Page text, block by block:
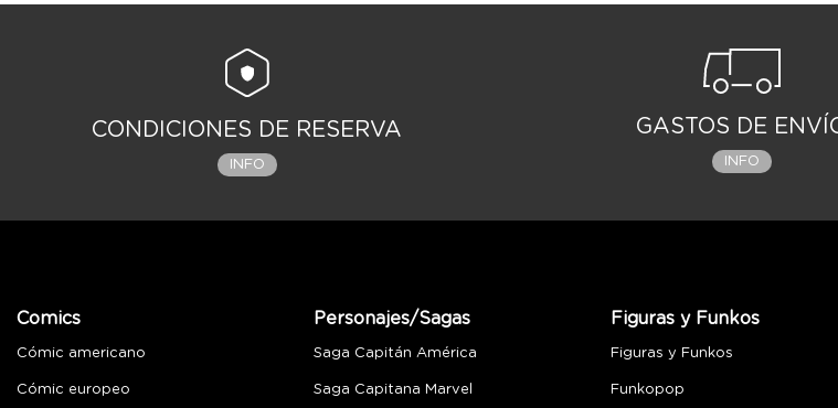
CONDICIONES DE RESERVA
INFO
GASTOS DE
INFO
Comics
Cómic americano
Cómic europeo
Personajes/Sagas
Saga Capitán América
Saga Capitana Marvel
Figuras y Funkos
Figuras y Funkos
Funkopop